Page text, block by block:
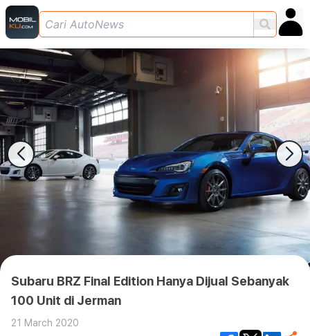
Subaru BRZ Final Edition Hanya Dijual Sebanyak
100 Unit di Jerman
21 March 2020